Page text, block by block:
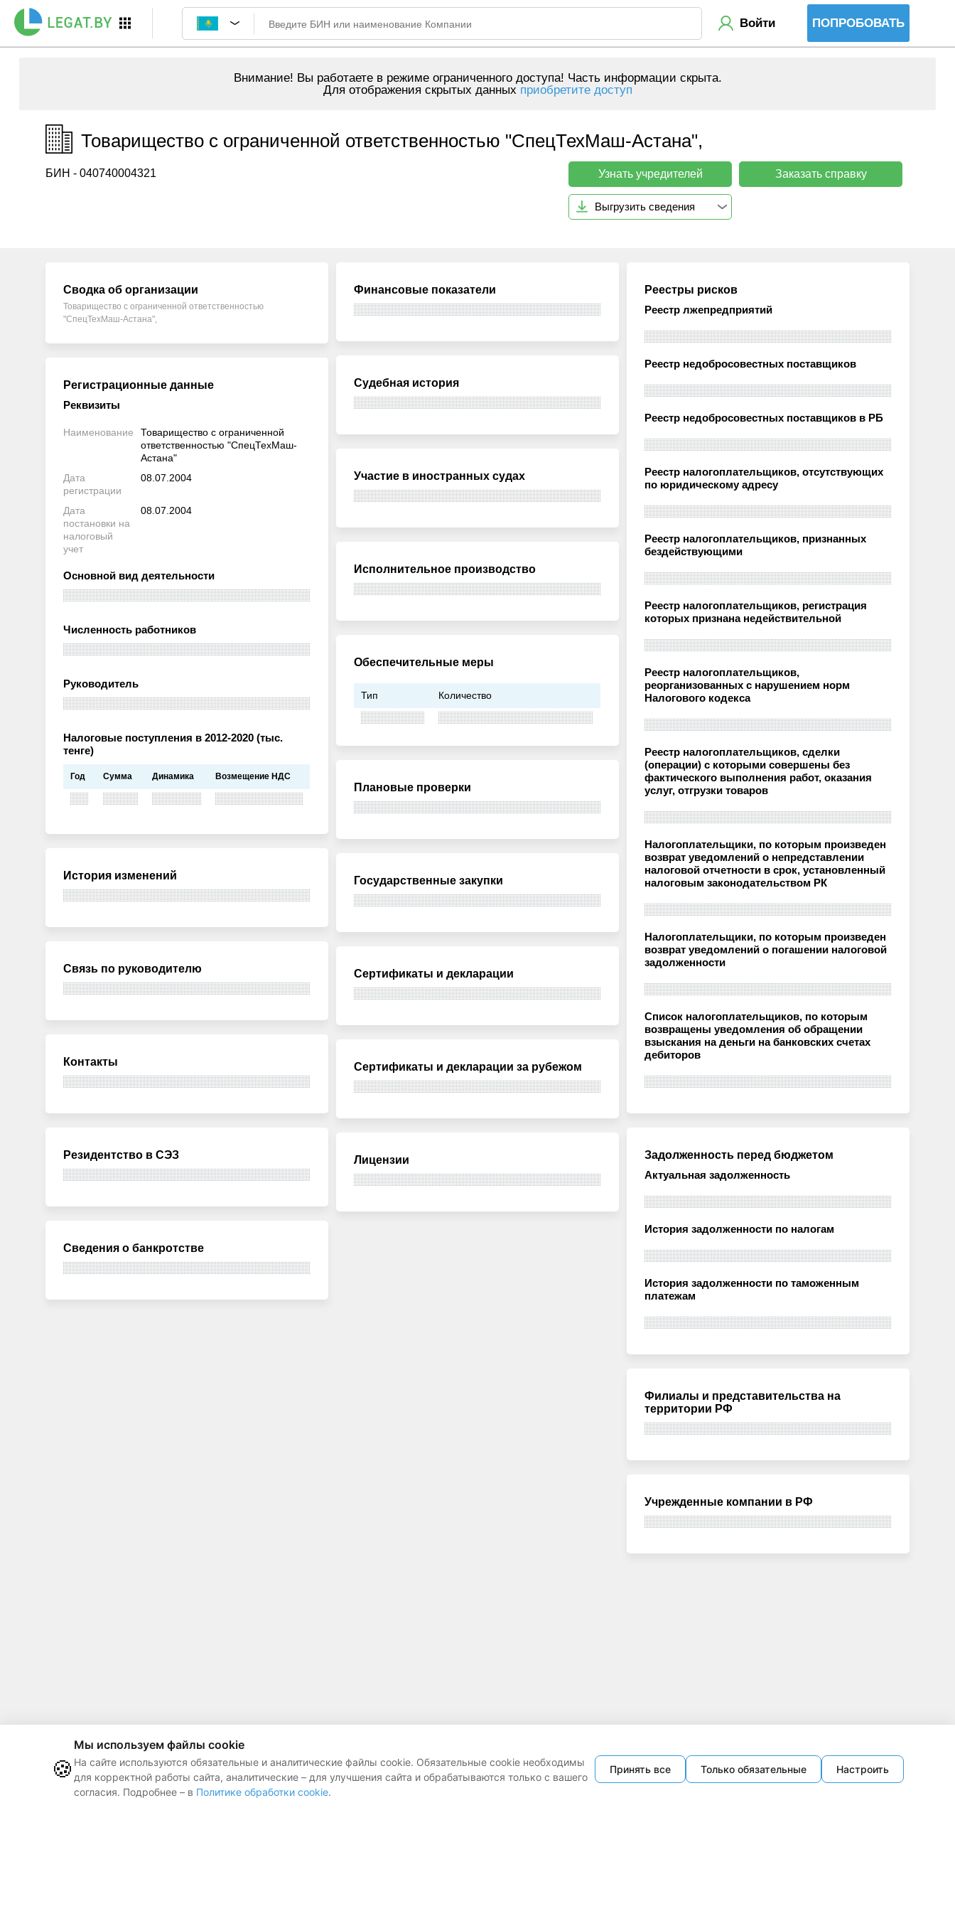
Войти ПОПРОБОВАТЬ
Внимание! Вы работаете в режиме ограниченного доступа! Часть информации скрыта.
Для отображения скрытых данных приобретите доступ
Товарищество с ограниченной ответственностью "СпецТехМаш-Астана",
БИН - 040740004321 Узнать учредителей Заказать справку
Выгрузить сведения
Сводка об организации
Товарищество с ограниченной ответственностью
"СпецТехМаш-Астана",
Регистрационные данные
Реквизиты
Наименование
Товарищество с ограниченной
ответственностью "СпецТехМаш-
Астана"
Дата
регистрации
08.07.2004
Дата
постановки на
налоговый
учет
08.07.2004
Основной вид деятельности
Численность работников
Руководитель
Налоговые поступления в 2012-2020 (тыс.
тенге)
Год Сумма Динамика Возмещение НДС
История изменений
Связь по руководителю
Контакты
Резидентство в СЭЗ
Сведения о банкротстве
Финансовые показатели
Судебная история
Участие в иностранных судах
Исполнительное производство
Обеспечительные меры
Тип Количество
Плановые проверки
Государственные закупки
Сертификаты и декларации
Сертификаты и декларации за рубежом
Лицензии
Реестры рисков
Реестр лжепредприятий
Реестр недобросовестных поставщиков
Реестр недобросовестных поставщиков в РБ
Реестр налогоплательщиков, отсутствующих
по юридическому адресу
Реестр налогоплательщиков, признанных
бездействующими
Реестр налогоплательщиков, регистрация
которых признана недействительной
Реестр налогоплательщиков,
реорганизованных с нарушением норм
Налогового кодекса
Реестр налогоплательщиков, сделки
(операции) с которыми совершены без
фактического выполнения работ, оказания
услуг, отгрузки товаров
Налогоплательщики, по которым произведен
возврат уведомлений о непредставлении
налоговой отчетности в срок, установленный
налоговым законодательством РК
Налогоплательщики, по которым произведен
возврат уведомлений о погашении налоговой
задолженности
Список налогоплательщиков, по которым
возвращены уведомления об обращении
взыскания на деньги на банковских счетах
дебиторов
Задолженность перед бюджетом
Актуальная задолженность
История задолженности по налогам
История задолженности по таможенным
платежам
Филиалы и представительства на
территории РФ
Учрежденные компании в РФ
🍪
Мы используем файлы cookie
На сайте используются обязательные и аналитические файлы cookie. Обязательные cookie необходимы
для корректной работы сайта, аналитические – для улучшения сайта и обрабатываются только с вашего
согласия. Подробнее – в Политике обработки cookie.
Принять все Только обязательные Настроить